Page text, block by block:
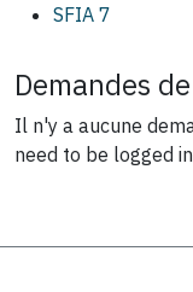
SFIA 7
Demandes
Il n'y a aucune
need to be logged